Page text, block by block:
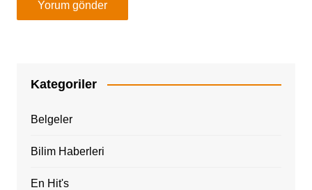
Kategoriler
Belgeler
Bilim Haberleri
En Hit's